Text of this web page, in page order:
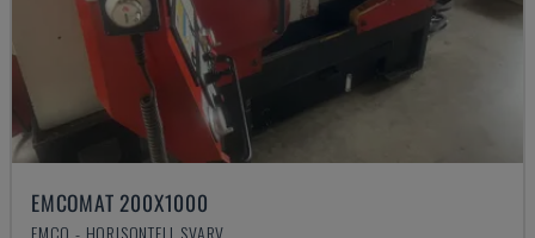
EMCOMAT 200X1000
EMCO - HORISONTELL SVARV